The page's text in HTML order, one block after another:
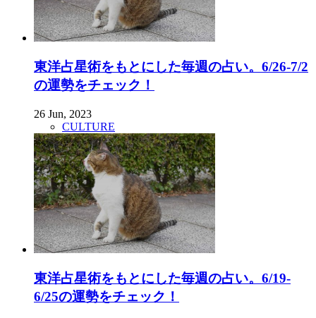
東洋占星術をもとにした毎週の占い。6/26-7/2
の運勢をチェック！
26 Jun, 2023
CULTURE
東洋占星術をもとにした毎週の占い。6/19-
6/25の運勢をチェック！